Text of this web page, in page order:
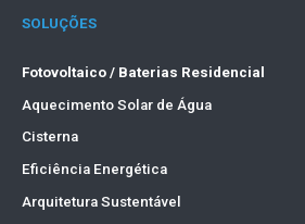
SOLUÇÕES
Fotovoltaico / Baterias Residencial
Aquecimento Solar de Água
Cisterna
Eficiência Energética
Arquitetura Sustentável